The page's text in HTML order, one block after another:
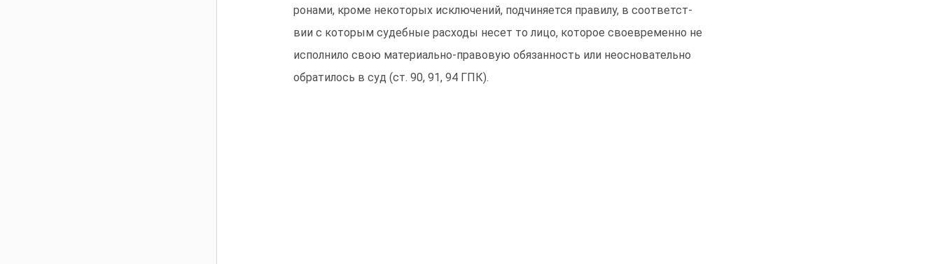
ронами, кроме некоторых исключений, подчиняется правилу, в соответст-
вии с которым судебные расходы несет то лицо, которое своевременно не
исполнило свою материально-правовую обязанность или неосновательно
обратилось в суд (ст. 90, 91, 94 ГПК).